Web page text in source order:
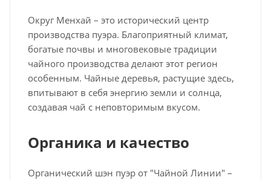
Округ Менхай – это исторический центр
производства пуэра. Благоприятный климат,
богатые почвы и многовековые традиции
чайного производства делают этот регион
особенным. Чайные деревья, растущие здесь,
впитывают в себя энергию земли и солнца,
создавая чай с неповторимым вкусом.
Органика и качество
Органический шэн пуэр от "Чайной Линии" –